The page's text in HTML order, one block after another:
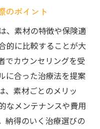
のポイント
、素材の特徴や保険適
的に比較することが大
でカウンセリングを受
に合った治療法を提案
、素材ごとのメリッ
なメンテナンスや費用
納得のいく治療選びの